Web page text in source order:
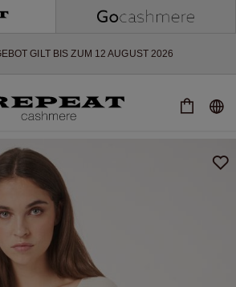
GILT BIS ZUM 12 AUGUST 2026
NICHT FÜR LIMITED EDITION
SIND MÖGLICH
SAISON
EXTRA 10% OFF SALE